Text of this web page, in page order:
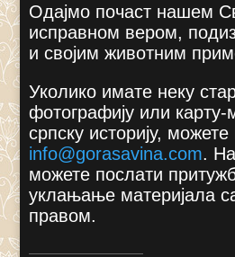
Одајмо почаст нашем
исправном вером,
и својим животним
Уколико имате неку
фотографију или
српску историју,
info@gorasavina.com.
можете послати
уклањање материјала
правом.